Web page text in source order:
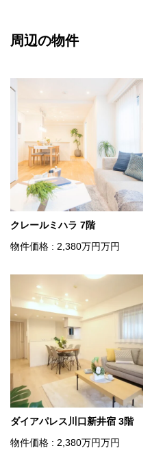
周辺の物件
クレールミハラ 7階
物件価格 : 2,380万円万円
ダイアパレス川口新井宿 3階
物件価格 : 2,380万円万円